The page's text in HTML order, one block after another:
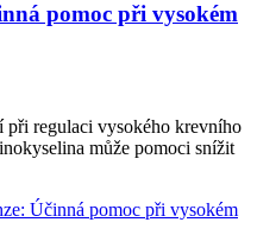
pomoc při vysokém
regulaci vysokého krevního
může pomoci snížit
Účinná pomoc při vysokém